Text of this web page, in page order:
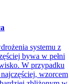
systemu z
bywa w pełni
W przypadku
wzorcem